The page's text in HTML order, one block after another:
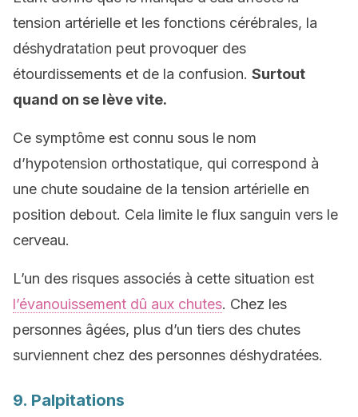
tension artérielle et les fonctions cérébrales, la
déshydratation peut provoquer des
étourdissements et de la confusion. Surtout
quand on se lève vite.
Ce symptôme est connu sous le nom
d’hypotension orthostatique, qui correspond à
une chute soudaine de la tension artérielle en
position debout. Cela limite le flux sanguin vers le
cerveau.
L’un des risques associés à cette situation est
l’évanouissement dû aux chutes. Chez les
personnes âgées, plus d’un tiers des chutes
surviennent chez des personnes déshydratées.
9. Palpitations